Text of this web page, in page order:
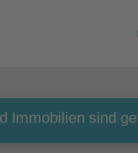
Immobilien sind